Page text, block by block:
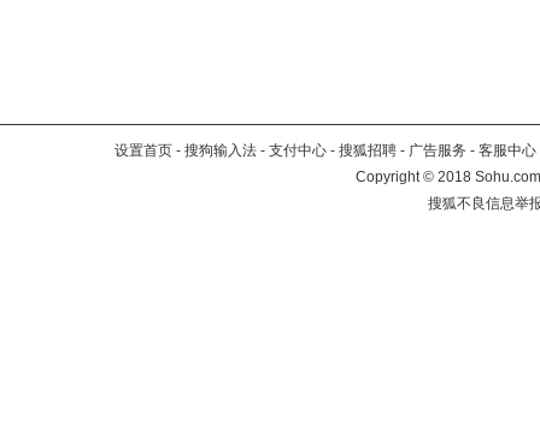
设置首页 - 搜狗输入法 - 支付中心 - 搜狐招聘 - 广告服务 - 客服中心
Copyright©2018
搜狐不良信息举